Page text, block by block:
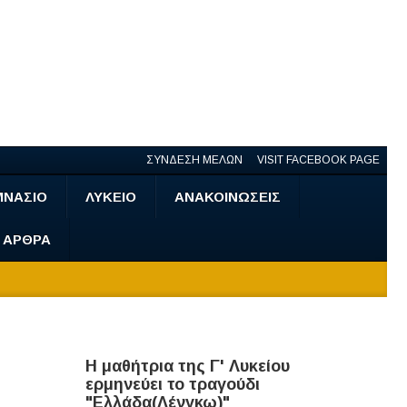
ΣΥΝΔΕΣΗ ΜΕΛΩΝ VISIT FACEBOOK PAGE
ΛΥΚΕΙΟ ΑΝΑΚΟΙΝΩΣΕΙΣ
ΑΡΘΡΑ
Η μαθήτρια της Γ' Λυκείου
ερμηνεύει το τραγούδι
"Ελλάδα(Λένγκω)"